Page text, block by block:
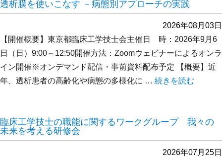
透析膜を使いこなす －病態別アプローチの実践
2026年08月03日
【開催概要】東京都臨床工学技士会主催日 時：2026年9月6
日（日）9:00～12:50開催方法：Zoomウェビナーによるオンラ
イン開催※オンデマンド配信・事前資料配布予定 【概要】近
年、透析患者の高齢化や病態の多様化に … “透析膜を使いこ
続きを読む
臨床工学技士の職能に関するワークグループ 我々の
未来を考える研修会
2026年07月25日